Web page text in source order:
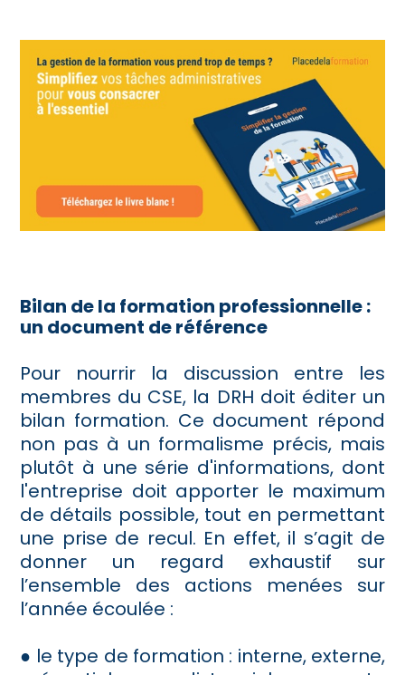
Bilan de la formation professionnelle :
un document de référence
Pour nourrir la discussion entre les
membres du CSE, la DRH doit éditer un
bilan formation. Ce document répond
non pas à un formalisme précis, mais
plutôt à une série d'informations, dont
l'entreprise doit apporter le maximum
de détails possible, tout en permettant
une prise de recul. En effet, il s’agit de
donner un regard exhaustif sur
l’ensemble des actions menées sur
l’année écoulée :
● le type de formation : interne, externe,